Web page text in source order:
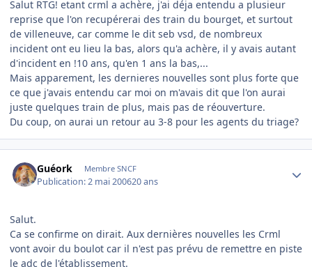
Salut RTG! etant crml a achère, j'ai déja entendu a plusieur
reprise que l'on recupérerai des train du bourget, et surtout
de villeneuve, car comme le dit seb vsd, de nombreux
incident ont eu lieu la bas, alors qu'a achère, il y avais autant
d'incident en !10 ans, qu'en 1 ans la bas,...
Mais apparement, les dernieres nouvelles sont plus forte que
ce que j'avais entendu car moi on m'avais dit que l'on aurai
juste quelques train de plus, mais pas de réouverture.
Du coup, on aurai un retour au 3-8 pour les agents du triage?
Guéork Membre SNCF
Publication:2 mai 200620 ans
Salut.
Ca se confirme on dirait. Aux dernières nouvelles les Crml
vont avoir du boulot car il n'est pas prévu de remettre en piste
le adc de l'établissement.